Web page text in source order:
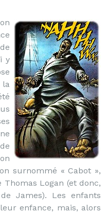
y
surnommé « Cabot »,
Logan (et donc,
James). Les enfants
enfance, mais, alors